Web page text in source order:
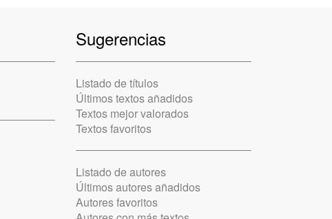
Sugerencias
Listado de títulos
Últimos textos añadidos
Textos mejor valorados
Textos favoritos
Listado de autores
Últimos autores añadidos
Autores favoritos